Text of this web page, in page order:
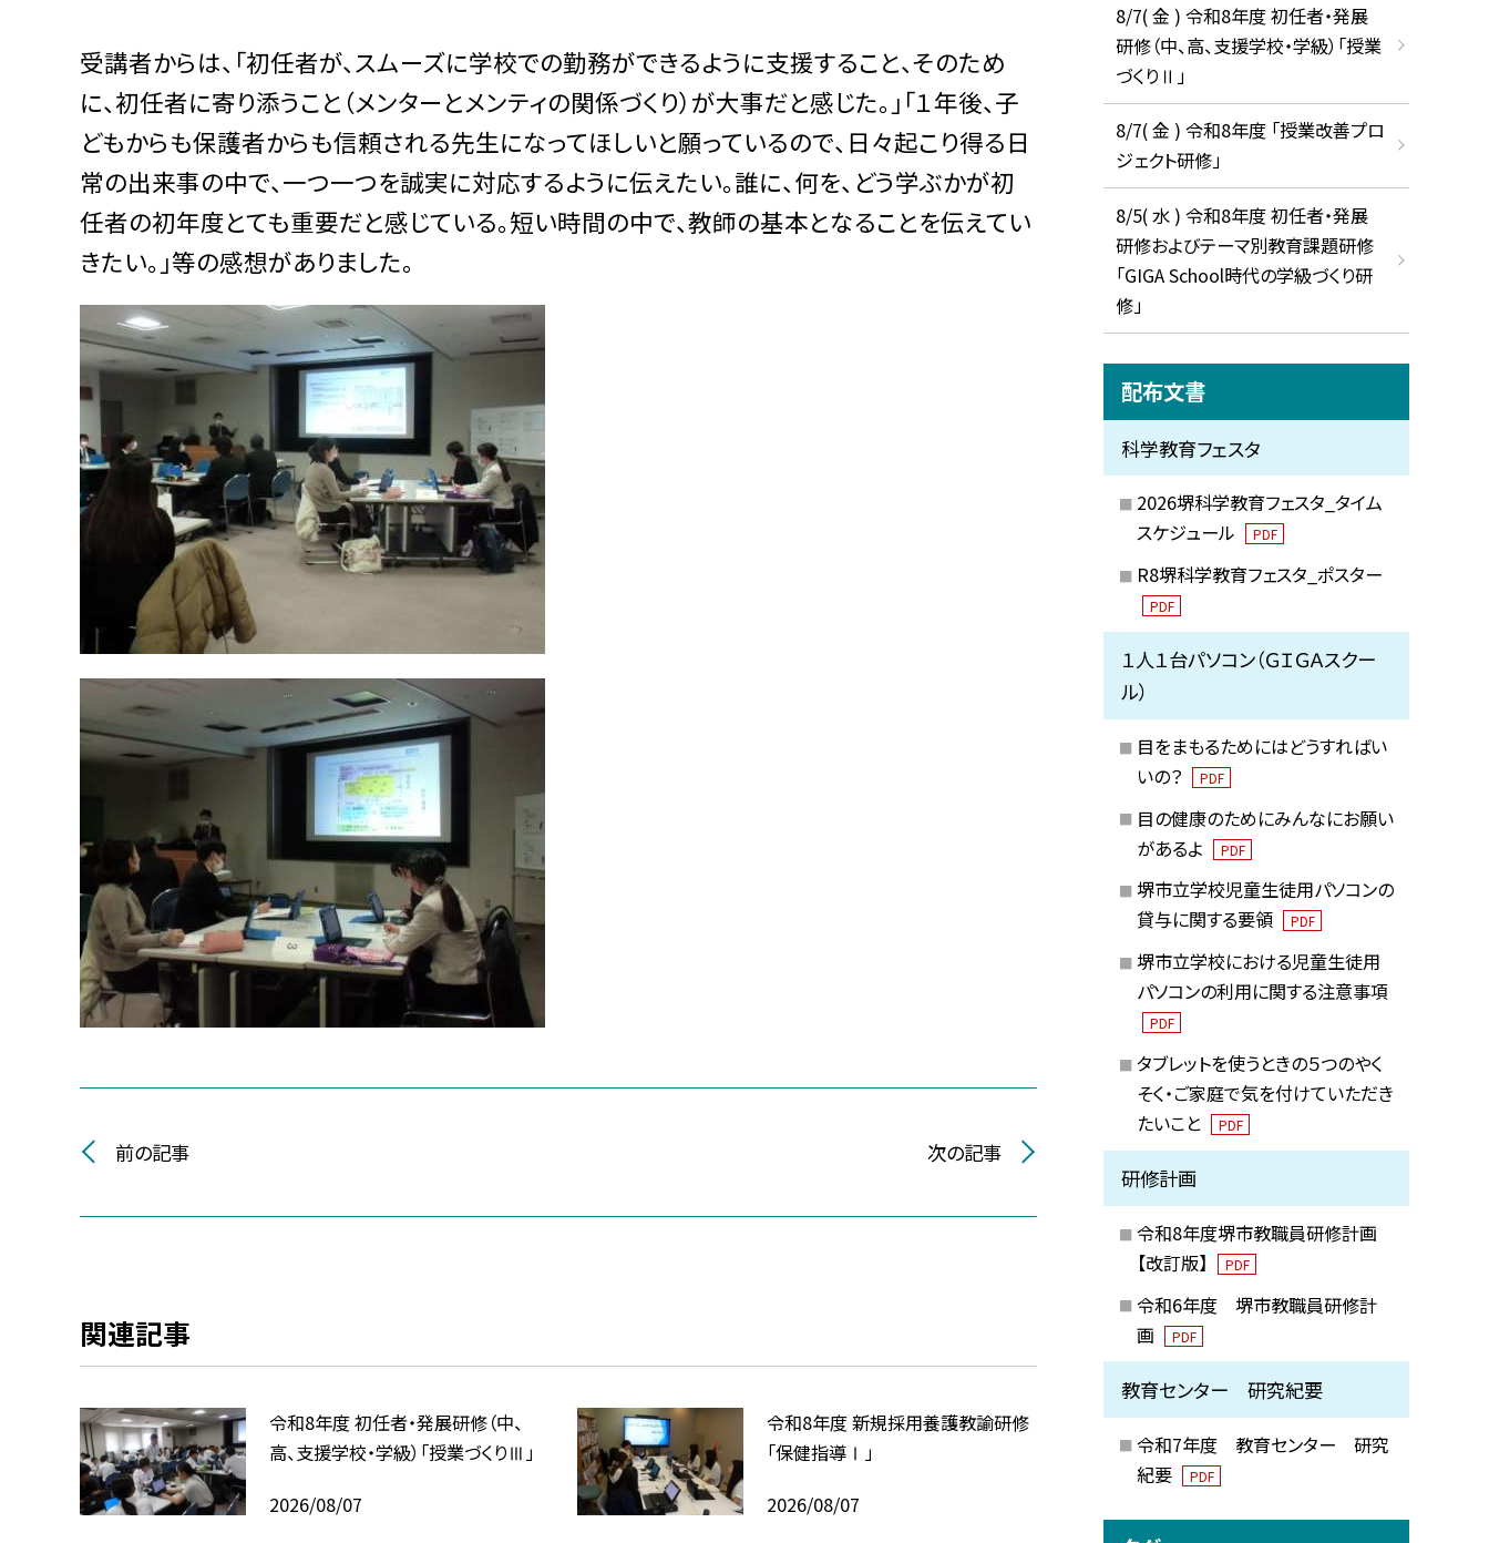
受講者からは、「初任者が、スムーズに学校での勤務ができるように支援すること、そのため
に、初任者に寄り添うこと（メンターとメンティの関係づくり）が大事だと感じた。」「１年後、子
どもからも保護者からも信頼される先生になってほしいと願っているので、日々起こり得る日
常の出来事の中で、一つ一つを誠実に対応するように伝えたい。誰に、何を、どう学ぶかが初
任者の初年度とても重要だと感じている。短い時間の中で、教師の基本となることを伝えてい
きたい。」等の感想がありました。
前の記事 次の記事
関連記事
令和8年度 初任者・発展研修（中、
高、支援学校・学級）「授業づくりⅢ」
2026/08/07
令和8年度 新規採用養護教諭研修
「保健指導Ⅰ」
2026/08/07
8/7( 金 ) 令和8年度 初任者・発展
研修（中、高、支援学校・学級）「授業
づくりⅡ」
8/7( 金 ) 令和8年度 「授業改善プロ
ジェクト研修」
8/5( 水 ) 令和8年度 初任者・発展
研修およびテーマ別教育課題研修
「GIGA School時代の学級づくり研
修」
配布文書
科学教育フェスタ
2026堺科学教育フェスタ_タイム
スケジュール
PDF
R8堺科学教育フェスタ_ポスター
PDF
１人１台パソコン（ＧＩＧＡスクー
ル）
目をまもるためにはどうすればい
いの？
PDF
目の健康のためにみんなにお願い
があるよ
PDF
堺市立学校児童生徒用パソコンの
貸与に関する要領
PDF
堺市立学校における児童生徒用
パソコンの利用に関する注意事項
PDF
タブレットを使うときの５つのやく
そく・ご家庭で気を付けていただき
たいこと
PDF
研修計画
令和8年度堺市教職員研修計画
【改訂版】
PDF
令和6年度 堺市教職員研修計
画
PDF
教育センター 研究紀要
令和7年度 教育センター 研究
紀要
PDF